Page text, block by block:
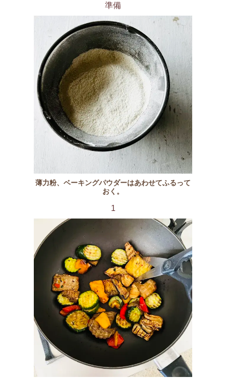
準備
薄力粉、ベーキングパウダーはあわせてふるって
おく。
1